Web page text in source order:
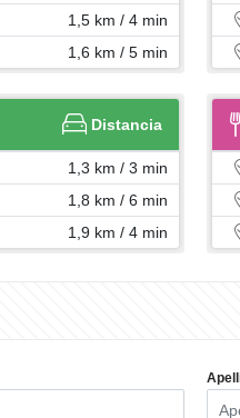
1,5 km / 4 min
1,6 km / 5 min
Distancia
1,3 km / 3 min
1,8 km / 6 min
1,9 km / 4 min